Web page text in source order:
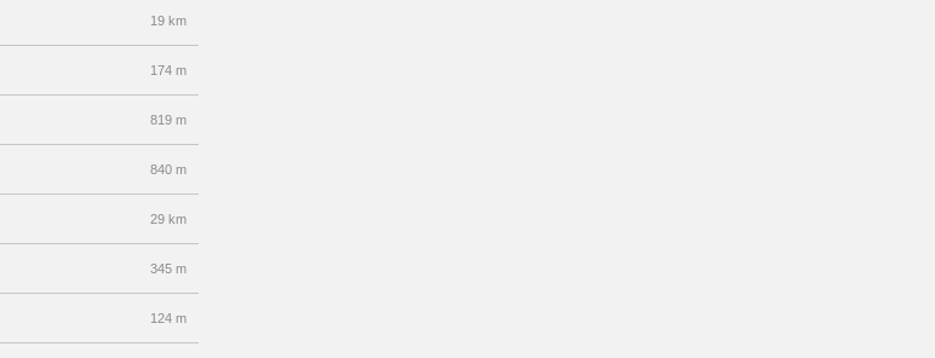
19 km
174 m
819 m
840 m
29 km
345 m
124 m